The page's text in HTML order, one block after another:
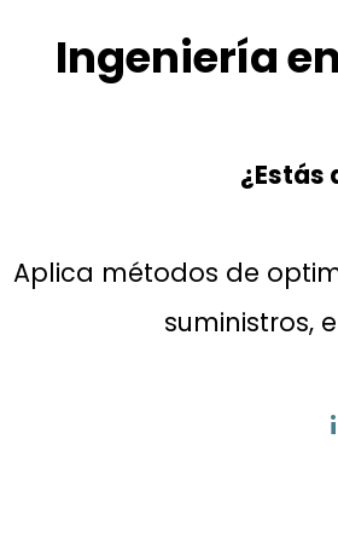
Ingeniería
¿Estás
Aplica métodos de
suministros,